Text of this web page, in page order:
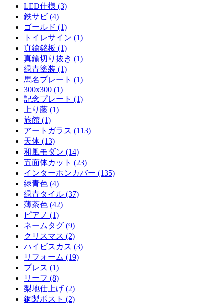
LED仕様 (3)
鉄サビ (4)
ゴールド (1)
トイレサイン (1)
真鍮銘板 (1)
真鍮切り抜き (1)
緑青塗装 (1)
馬名プレート (1)
300x300 (1)
記念プレート (1)
上り藤 (1)
旅館 (1)
アートガラス (113)
天体 (13)
和風モダン (14)
五面体カット (23)
インターホンカバー (135)
緑青色 (4)
緑青タイル (37)
薄茶色 (42)
ピアノ (1)
ネームタグ (9)
クリスマス (2)
ハイビスカス (3)
リフォーム (19)
プレス (1)
リーフ (8)
梨地仕上げ (2)
銅製ポスト (2)